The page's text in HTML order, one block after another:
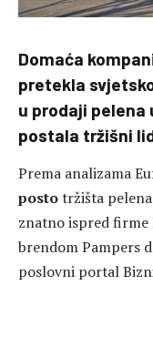
Domaća
pretekla
u prodaji pelena
postala tržišni
Prema analizama
postotržišta
znatno ispred firme
brendom Pampers
poslovni portal